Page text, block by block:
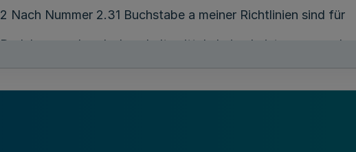
2 Nach Nummer 2.31 Buchstabe a meiner Richtlinien sind für
Darlehen aus Landeshaushaltsmitteln keine Leistungen zu- ' ,